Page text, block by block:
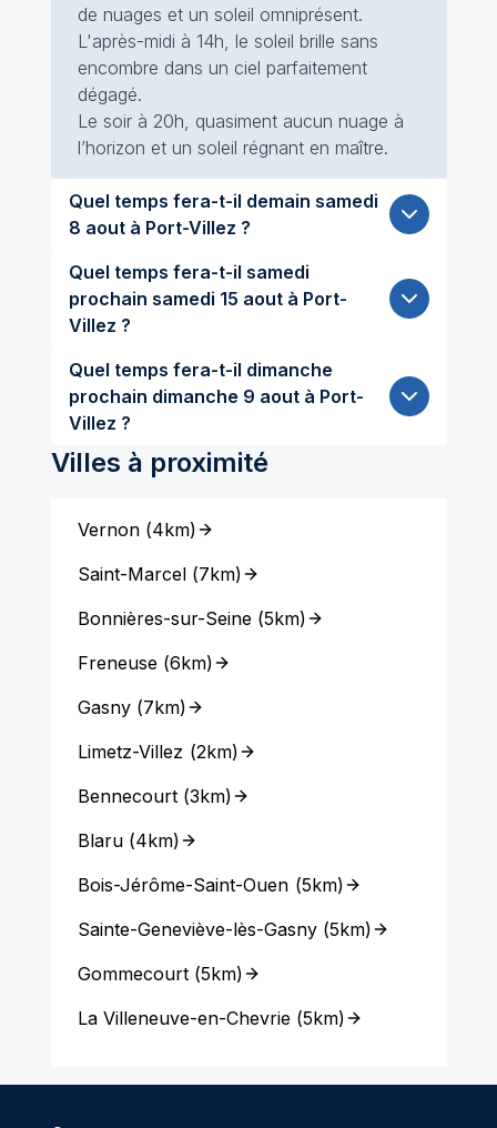
de nuages et un soleil omniprésent.
L'après-midi à 14h, le soleil brille sans
encombre dans un ciel parfaitement
dégagé.
Le soir à 20h, quasiment aucun nuage à
l’horizon et un soleil régnant en maître.
Quel temps fera-t-il demain samedi
8 aout à Port-Villez ?
Quel temps fera-t-il samedi
prochain samedi 15 aout à Port-
Villez ?
Quel temps fera-t-il dimanche
prochain dimanche 9 aout à Port-
Villez ?
Villes à proximité
Vernon(4km)
Saint-Marcel(7km)
Bonnières-sur-Seine(5km)
Freneuse(6km)
Gasny(7km)
Limetz-Villez (2km)
Bennecourt(3km)
Blaru(4km)
Bois-Jérôme-Saint-Ouen (5km)
Sainte-Geneviève-lès-Gasny(5km)
Gommecourt(5km)
La Villeneuve-en-Chevrie(5km)